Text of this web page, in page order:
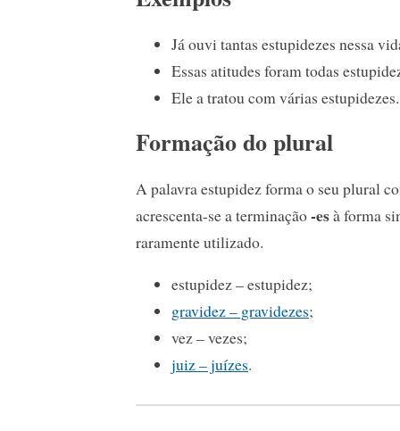
Já ouvi tantas estupidezes nessa
Essas atitudes foram todas
Ele a tratou com várias estupidezes.
Formação do plural
A palavra estupidez forma o seu plural
acrescenta-se a terminação-esà forma
raramente utilizado.
estupidez – estupidez;
gravidez – gravidezes;
vez – vezes;
juiz – juízes.